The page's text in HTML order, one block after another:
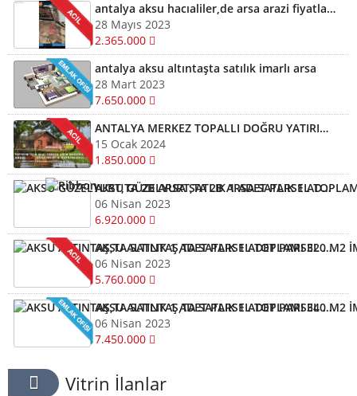
antalya aksu hacıaliler,de arsa arazi fiyatları kelepir arazi ve arsalar
28 Mayıs 2023
2.365.000
antalya aksu altıntaşta satılık imarlı arsa
28 Mart 2023
7.650.000
ANTALYA MERKEZ TOPALLI DOĞRU YATIRIM YAPMAK İÇİN BİZİ ARAYIN YARDIMCI OLALIM ARSA TARLA
15 Ocak 2024
1.850.000
AKSU GÜZELYURT,TA 2B ARSA SATLIK 1 ADET PARSEL TOPLAMI 320 M2
06 Nisan 2023
6.920.000
AKSU ALTINTAŞ,TA SATLIK 1 ADET PARSEL TOPLAMI 320 M2 İMARLI ARSA KELEPİR ARSA
06 Nisan 2023
5.760.000
AKSU ALTINTAŞ,TA SATLIK 1 ADET PARSEL TOPLAMI 340 M2 İMARLI ARSA KELEPİR
06 Nisan 2023
7.450.000
Vitrin İlanlar